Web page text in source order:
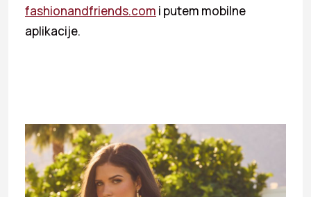
fashionandfriends.com i putem mobilne
aplikacije.